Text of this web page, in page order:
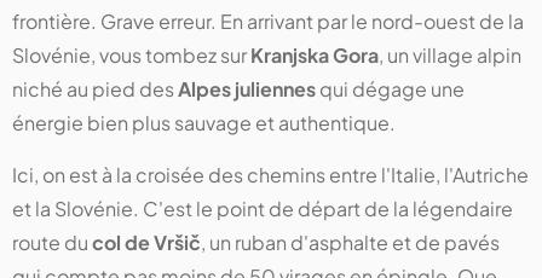
frontière. Grave erreur. En arrivant par le nord-ouest de la
Slovénie, vous tombez surKranjska Gora, un village alpin
niché au pied desAlpes juliennesqui dégage une
énergie bien plus sauvage et authentique.
Ici, on est à la croisée des chemins entre l'Italie, l'Autriche
et la Slovénie. C'est le point de départ de la légendaire
route ducol de Vršič, un ruban d'asphalte et de pavés